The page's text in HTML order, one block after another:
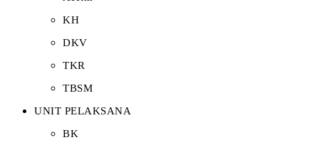
KH
DKV
TKR
TBSM
UNIT PELAKSANA
BK